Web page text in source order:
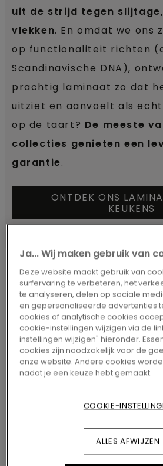
uit de strijd tegen
vlekken. En omdat we ons
op functionaliteit richten
Scandinavische DNA),
prachtig laminaat zo dat
uitziet en aanvoelt als
op de taart? De meeste
collecties genieten een
garantie.
ONTDEK ONS
KEUKENS
KEUKEN
Ja... Wij maken gebruik van
Deze website maakt gebruik van
surfervaring te verbeteren, het
te analyseren, delen op sociale
en gepersonaliseerde advertenties
cookies of analytische cookies
cookie-instellingen wijzigen via de
instellingen wijzigen" hieronder.
cookies zijn noodzakelijk voor de
onze website. Andere cookies
nadat je een keuze hebt gemaakt.
COOKIE-
ALLES AFWIJZEN